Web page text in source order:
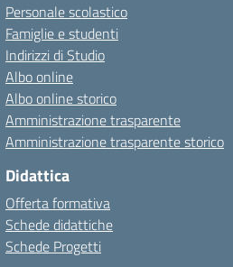
Personale scolastico
Famiglie e studenti
Indirizzi di Studio
Albo online
Albo online storico
Amministrazione trasparente
Amministrazione trasparente storico
Didattica
Offerta formativa
Schede didattiche
Schede Progetti